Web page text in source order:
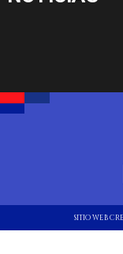
SITIO WEB